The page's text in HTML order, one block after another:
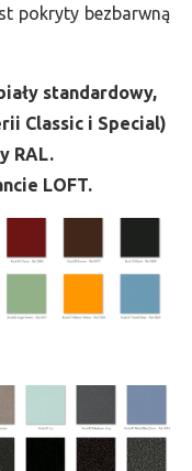
pokryty bezbarwną
standardowy,
Classic i Special)
RAL.
LOFT.